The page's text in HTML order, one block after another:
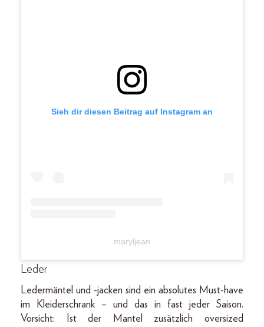
Sieh dir diesen Beitrag auf Instagram an
maryljean
Leder
Ledermäntel und -jacken sind ein absolutes Must-have
im Kleiderschrank – und das in fast jeder Saison.
Vorsicht: Ist der Mantel zusätzlich oversized